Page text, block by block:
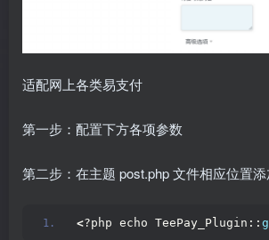
适配网上各类易支付
第一步：配置下方各项参数
第二步：在主题 post.php 文件相应位置添
<?php echo TeePay_Plugin::